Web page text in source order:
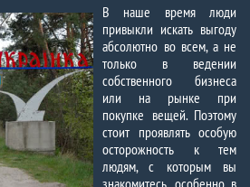
В наше время люди
привыкли искать выгоду
абсолютно во всем, а не
только в ведении
собственного бизнеса
или на рынке при
покупке вещей. Поэтому
стоит проявлять особую
осторожность к тем
людям, с которым вы
знакомитесь, особенно в